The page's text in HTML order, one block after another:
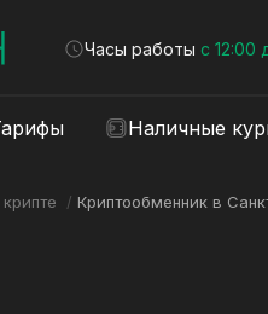
Часы работы с 12:00
Наличные
/ Криптообменник в